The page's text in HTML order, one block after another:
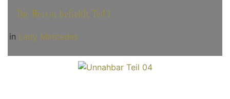
Die Herrin befiehlt Teil 1
in Lady Mercedes